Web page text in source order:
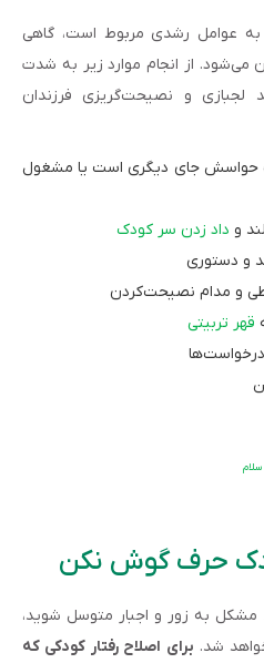
عوامل رشدی مربوط است، گاهی
می‌شود. از انجام موارد زیر به شدت
لجبازی و نصیحت‌گریزی فرزندان
حواسش جای دیگری است یا مشغول
و داد زدن سر کودک
و دستوری
و مدام نصیحت‌کردن
قهر تربیتی
حرف گوش نکن
مشکل به زور و اجبار متوسل شوید،
شد. برای اصلاح رفتار کودکی که